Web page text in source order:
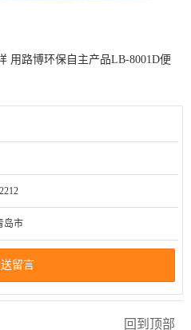
用路博环保自主产品LB-8001D便
岛市
留言
回到顶部